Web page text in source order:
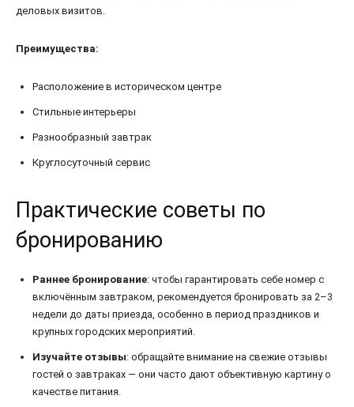
деловых визитов.
Преимущества:
Расположение в историческом центре
Стильные интерьеры
Разнообразный завтрак
Круглосуточный сервис
Практические советы по
бронированию
Раннее бронирование: чтобы гарантировать себе номер с
включённым завтраком, рекомендуется бронировать за 2–3
недели до даты приезда, особенно в период праздников и
крупных городских мероприятий.
Изучайте отзывы: обращайте внимание на свежие отзывы
гостей о завтраках — они часто дают объективную картину о
качестве питания.